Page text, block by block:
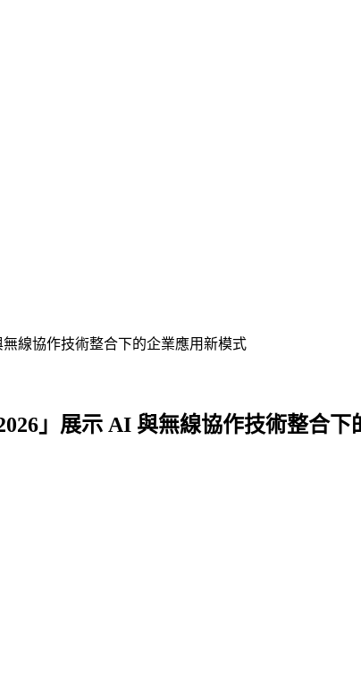
無線協作技術整合下的企業應用新模式
」展示 AI 與無線協作技術整合